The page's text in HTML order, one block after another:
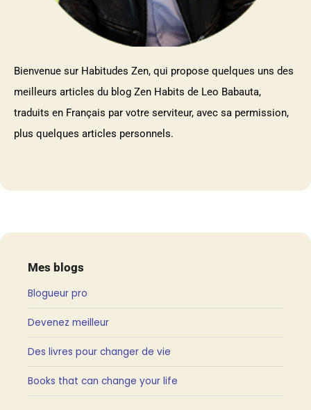
Bienvenue sur Habitudes Zen, qui propose quelques uns des
meilleurs articles du blog Zen Habits de Leo Babauta,
traduits en Français par votre serviteur, avec sa permission,
plus quelques articles personnels.
Mes blogs
Blogueur pro
Devenez meilleur
Des livres pour changer de vie
Books that can change your life